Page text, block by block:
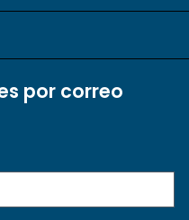
por correo